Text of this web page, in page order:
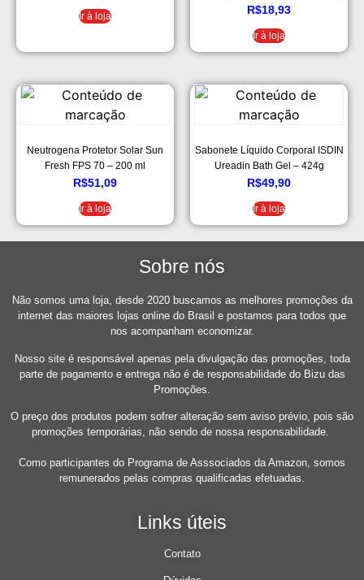
Ir à loja
500 g
R$18,93
Ir à loja
Neutrogena Protetor Solar Sun
Fresh FPS 70 – 200 ml
R$51,09
Ir à loja
Sabonete Líquido Corporal ISDIN
Ureadin Bath Gel – 424g
R$49,90
Ir à loja
Sobre nós
Não somos uma loja, desde 2020 buscamos as melhores promoções da
internet das maiores lojas online do Brasil e postamos para todos que
nos acompanham economizar.
Nosso site é responsável apenas pela divulgação das promoções, toda
parte de pagamento e entrega não é de responsabilidade do Bizu das
Promoções.
O preço dos produtos podem sofrer alteração sem aviso prévio, pois são
promoções temporárias, não sendo de nossa responsabilidade.
Como participantes do Programa de Asssociados da Amazon, somos
remunerados pelas compras qualificadas efetuadas.
Links úteis
Contato